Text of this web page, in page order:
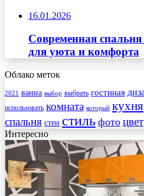
16.01.2026
Современная
для уюта и комфорта
Облако меток
2021 ванна выбор выбрать гостиная
использовать комната который кухня
спальня стен стиль фото цвет
Интересно